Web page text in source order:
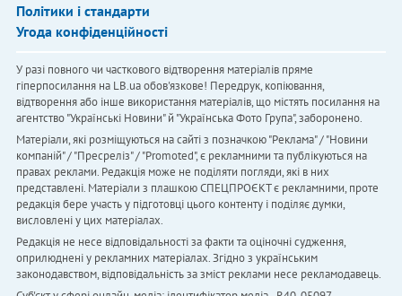
Політики і стандарти
Угода конфіденційності
У разі повного чи часткового відтворення матеріалів пряме
гіперпосилання на LB.ua обов'язкове! Передрук, копіювання,
відтворення або інше використання матеріалів, що містять посилання на
агентство "Українськi Новини" й "Українська Фото Група", заборонено.
Матеріали, які розміщуються на сайті з позначкою "Реклама" / "Новини
компаній" / "Пресреліз" / "Promoted", є рекламними та публікуються на
правах реклами. Редакція може не поділяти погляди, які в них
представлені. Матеріали з плашкою СПЕЦПРОЄКТ є рекламними, проте
редакція бере участь у підготовці цього контенту і поділяє думки,
висловлені у цих матеріалах.
Редакція не несе відповідальності за факти та оціночні судження,
оприлюднені у рекламних матеріалах. Згідно з українським
законодавством, відповідальність за зміст реклами несе рекламодавець.